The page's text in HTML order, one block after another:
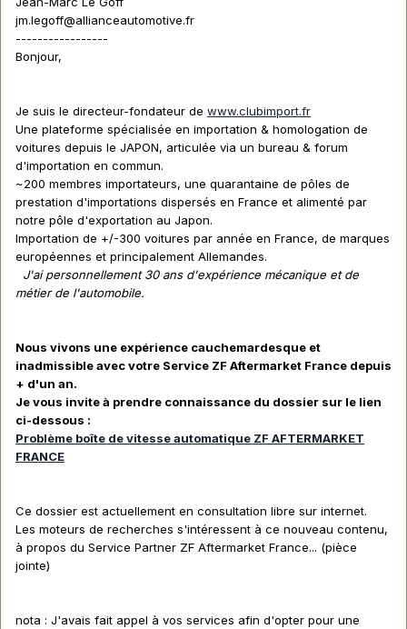
jm.legoff@allianceautomotive.fr
-----------------
Bonjour,
Je suis le directeur-fondateur de www.clubimport.fr
Une plateforme spécialisée en importation & homologation de
voitures depuis le JAPON, articulée via un bureau & forum
d'importation en commun.
~200 membres importateurs, une quarantaine de pôles de
prestation d'importations dispersés en France et alimenté par
notre pôle d'exportation au Japon.
Importation de +/-300 voitures par année en France, de marques
européennes et principalement Allemandes.
J'ai personnellement 30 ans d'expérience mécanique et de
métier de l'automobile.
Nous vivons une expérience cauchemardesque et
inadmissible avec votre Service ZF Aftermarket France depuis
+ d'un an.
Je vous invite à prendre connaissance du dossier sur le lien
ci-dessous :
Problème boîte de vitesse automatique ZF AFTERMARKET
FRANCE
Ce dossier est actuellement en consultation libre sur internet.
Les moteurs de recherches s'intéressent à ce nouveau contenu,
à propos du Service Partner ZF Aftermarket France... (pièce
jointe)
nota : J'avais fait appel à vos services afin d'opter pour une